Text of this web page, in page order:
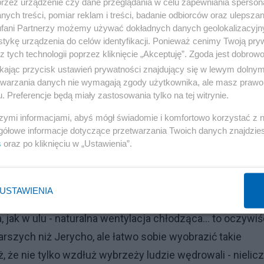
Reklama
Czy pierwsze miasta faktycznie budowali
starsze, gdzieś w skałach, na pustyniach -
które możemy znaleźć też w wykopaliskach
przeczekanie dnia w cieniu skały jest próbą
skały ponieważ kilka metrów powyżej gruntu
- nie pamiętam dokładnie liczb, może ktoś z Was
wyżej? Na pewno mniej niż 40.
przed upałem - życie na zacienionych dachach
w ulu - naturalna wentylacja chłodząca... to
niż Jerycho, ale łatwo sobie wyobrazić takie
nie tylko wzdłuż wybrzeży ludzie wędrowali -
treści, pomiar reklam i treści, badanie odbiorców oraz
Partnerzy możemy używać dokładnych danych
urządzenia do celów identyfikacji. Ponieważ cenimy Twoją
tych technologii poprzez kliknięcie „Akceptuję”. Zgoda jest
przycisk ustawień prywatności znajdujący się w lewym
danych nie wymagają zgody użytkownika, ale masz
Preferencje będą miały zastosowania tylko na tej witrynie.
informacjami, abyś mógł świadomie i komfortowo korzystać z
informacje dotyczące przetwarzania Twoich danych
oraz po kliknięciu w „Ustawienia”.
USTAWIENIA